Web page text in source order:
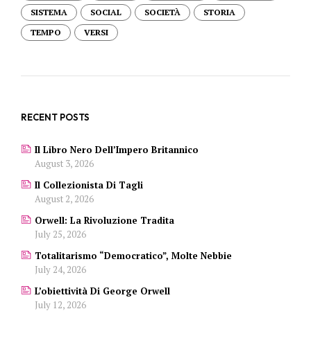
SISTEMA
SOCIAL SOCIETÀ
STORIA
TEMPO
VERSI
RECENT POSTS
Il Libro Nero Dell’Impero Britannico
August 3, 2026
Il Collezionista Di Tagli
August 2, 2026
Orwell: La Rivoluzione Tradita
July 25, 2026
Totalitarismo “democratico”, Molte Nebbie
July 24, 2026
L’obiettività Di George Orwell
July 12, 2026